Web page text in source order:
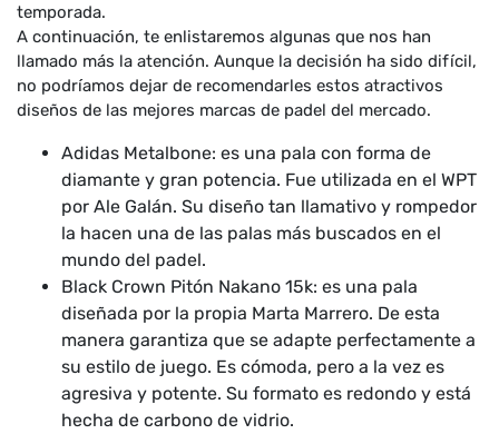
temporada.
A continuación, te enlistaremos algunas que nos han
llamado más la atención. Aunque la decisión ha sido difícil,
no podríamos dejar de recomendarles estos atractivos
diseños de las mejores marcas de padel del mercado.
Adidas Metalbone: es una pala con forma de
diamante y gran potencia. Fue utilizada en el WPT
por Ale Galán. Su diseño tan llamativo y rompedor
la hacen una de las palas más buscados en el
mundo del padel.
Black Crown Pitón Nakano 15k: es una pala
diseñada por la propia Marta Marrero. De esta
manera garantiza que se adapte perfectamente a
su estilo de juego. Es cómoda, pero a la vez es
agresiva y potente. Su formato es redondo y está
hecha de carbono de vidrio.